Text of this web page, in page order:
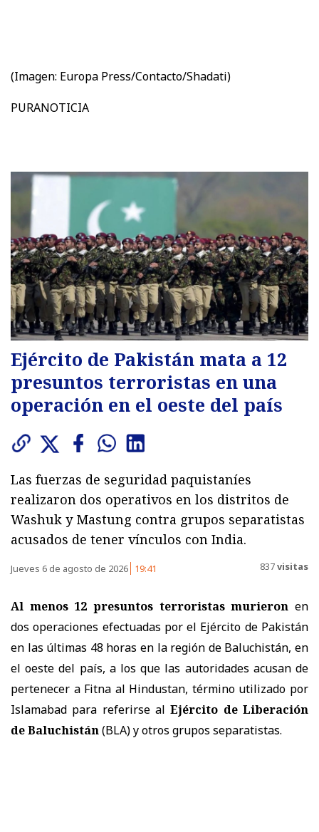
(Imagen: Europa Press/Contacto/Shadati)
PURANOTICIA
Ejército de Pakistán mata a 12
presuntos terroristas en una
operación en el oeste del país
Las fuerzas de seguridad paquistaníes
realizaron dos operativos en los distritos de
Washuk y Mastung contra grupos separatistas
acusados de tener vínculos con India.
Jueves 6 de agosto de 2026 19:41 837visitas
Al menos 12 presuntos terroristas murieron en
dos operaciones efectuadas por el Ejército de Pakistán
en las últimas 48 horas en la región de Baluchistán, en
el oeste del país, a los que las autoridades acusan de
pertenecer a Fitna al Hindustan, término utilizado por
Islamabad para referirse alEjército de Liberación
de Baluchistán(BLA) y otros grupos separatistas.